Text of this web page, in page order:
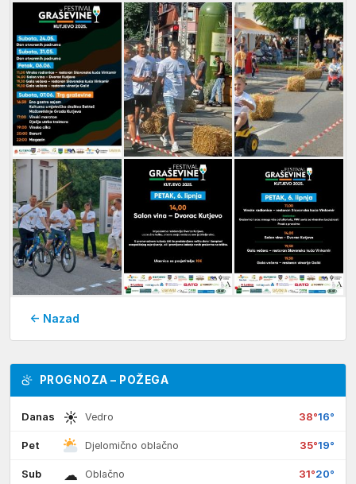
← Nazad
PROGNOZA – POŽEGA
Danas ☀ Vedro 38°16°
Pet Djelomično oblačno 35°19°
Sub ☁ Oblačno 31°20°